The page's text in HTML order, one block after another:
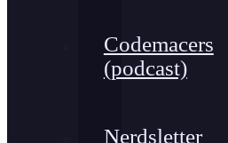
Codemacers
(podcast)
Nerdsletter